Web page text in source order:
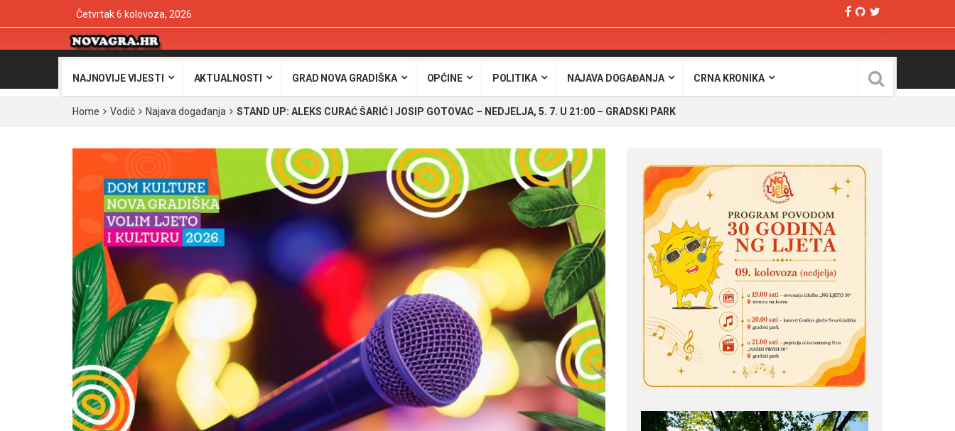
Četvrtak 6 kolovoza, 2026
NAJNOVIJE VIJESTI AKTUALNOSTI GRAD NOVA GRADIŠKA OPĆINE POLITIKA NAJAVA DOGAĐANJA CRNA KRONIKA
Home Vodič Najava događanja STAND UP: ALEKS CURAĆ ŠARIĆ I JOSIP GOTOVAC – NEDJELJA, 5. 7. U 21:00 – GRADSKI PARK